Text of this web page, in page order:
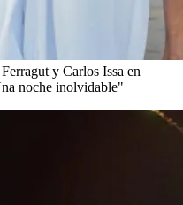
y Carlos Issa en
noche inolvidable"